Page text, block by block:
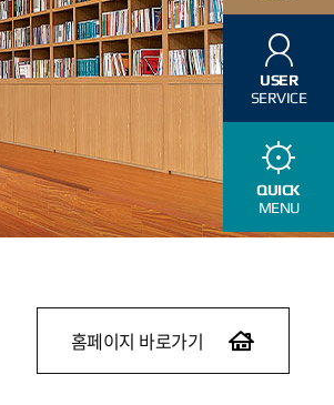
홈페이지 바로가기
USER
SERVICE
QUICK
MENU